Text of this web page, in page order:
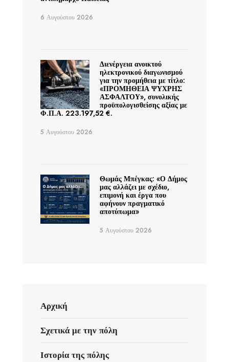
6 Αυγούστου 2026
Διενέργεια ανοικτού
ηλεκτρονικού διαγωνισμού
για την προμήθεια με τίτλο:
«ΠΡΟΜΗΘΕΙΑ ΨΥΧΡΗΣ
ΑΣΦΑΛΤΟΥ», συνολικής
προϋπολογισθείσης αξίας με
Φ.Π.Α. 223.197,52 €.
5 Αυγούστου 2026
Θωμάς Μπέγκας: «Ο Δήμος
μας αλλάζει με σχέδιο,
επιμονή και έργα που
αφήνουν πραγματικό
αποτύπωμα»
5 Αυγούστου 2026
Αρχική
Σχετικά με την πόλη
Ιστορία της πόλης